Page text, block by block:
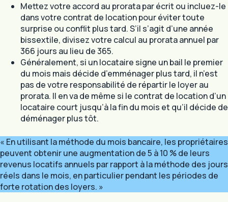
Mettez votre accord au prorata par écrit ou incluez-le
dans votre contrat de location pour éviter toute
surprise ou conflit plus tard. S’il s’agit d’une année
bissextile, divisez votre calcul au prorata annuel par
366 jours au lieu de 365.
Généralement, si un locataire signe un bail le premier
du mois mais décide d’emménager plus tard, il n’est
pas de votre responsabilité de répartir le loyer au
prorata. Il en va de même si le contrat de location d’un
locataire court jusqu’à la fin du mois et qu’il décide de
déménager plus tôt.
« En utilisant la méthode du mois bancaire, les propriétaires
peuvent obtenir une augmentation de 5 à 10 % de leurs
revenus locatifs annuels par rapport à la méthode des jours
réels dans le mois, en particulier pendant les périodes de
forte rotation des loyers. »